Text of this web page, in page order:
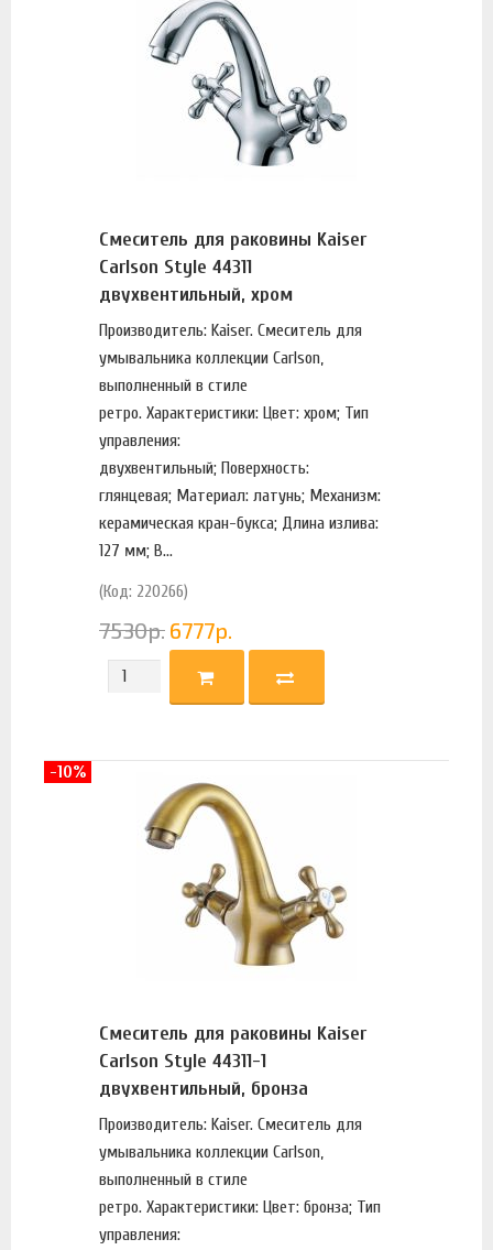
Смеситель для раковины Kaiser
Carlson Style 44311
двухвентильный, хром
Производитель: Kaiser. Смеситель для
умывальника коллекции Carlson,
выполненный в стиле
ретро. Характеристики: Цвет: хром; Тип
управления:
двухвентильный; Поверхность:
глянцевая; Материал: латунь; Механизм:
керамическая кран-букса; Длина излива:
127 мм; В...
(Код: 220266)
7530р. 6777р.
Смеситель для раковины Kaiser
Carlson Style 44311-1
двухвентильный, бронза
Производитель: Kaiser. Смеситель для
умывальника коллекции Carlson,
выполненный в стиле
ретро. Характеристики: Цвет: бронза; Тип
управления:
-10%